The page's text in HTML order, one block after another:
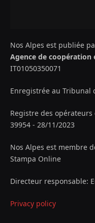
Nos Alpes est publiée
Agence de coopération
IT01050350071
Enregistrée au Tribunal
Registre des opérateurs
39954 - 28/11/2023
Nos Alpes est membre
Stampa Online
Directeur responsable:
Privacy policy